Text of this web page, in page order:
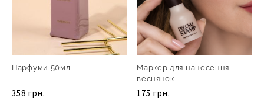
Парфуми 50мл
358 грн.
Маркер для нанесення
веснянок
175 грн.